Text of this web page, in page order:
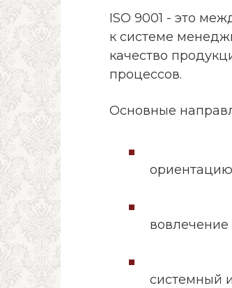
ISO 9001 - это
к системе
качество
процессов.
Основные
ориентацию
вовлечение
системный